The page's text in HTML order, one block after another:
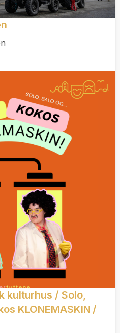
kulturhus / Solo,
KLONEMASKIN /